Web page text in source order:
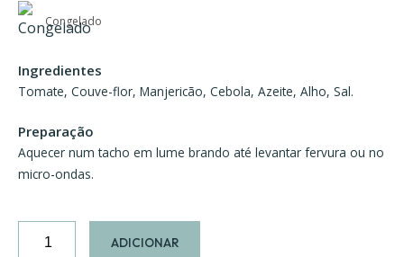
Congelado
Ingredientes
Tomate, Couve-flor, Manjericão, Cebola, Azeite, Alho, Sal.
Preparação
Aquecer num tacho em lume brando até levantar fervura ou no
micro-ondas.
ADICIONAR